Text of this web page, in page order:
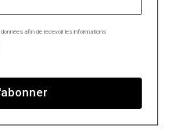
afin de recevoir les informations